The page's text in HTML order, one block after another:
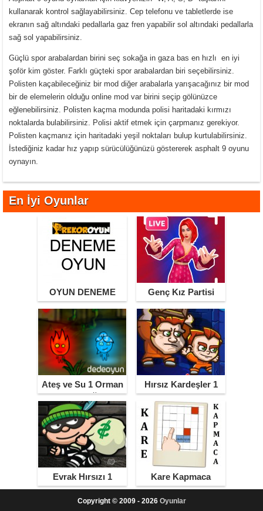
kullanarak kontrol sağlayabilirsiniz. Cep telefonu ve tabletlerde ise
ekranın sağ altındaki pedallarla gaz fren yapabilir sol altındaki pedallarla
sağ sol yapabilirsiniz.
Güçlü spor arabalardan birini seç sokağa in gaza bas en hızlı en iyi
şoför kim göster. Farklı güçteki spor arabalardan biri seçebilirsiniz.
Polisten kaçabileceğiniz bir mod diğer arabalarla yarışacağınız bir mod
bir de elemelerin olduğu online mod var birini seçip gölünüzce
eğlenebilirsiniz. Polisten kaçma modunda polisi haritadaki kırmızı
noktalarda bulabilirsiniz. Polisi aktif etmek için çarpmanız gerekiyor.
Polisten kaçmanız için haritadaki yeşil noktaları bulup kurtulabilirsiniz.
İstediğiniz kadar hız yapıp sürücülüğünüzü göstererek asphalt 9 oyunu
oynayın.
En İyi Oyunlar
OYUN DENEME Genç Kız Partisi
Ateş ve Su 1 Orman
Tapınağı
Hırsız Kardeşler 1
Evrak Hırsızı 1 Kare Kapmaca
Copyright © 2009 - 2026 Oyunlar